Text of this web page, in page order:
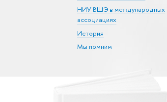
НИУ ВШЭ в международных
ассоциациях
История
Мы помним